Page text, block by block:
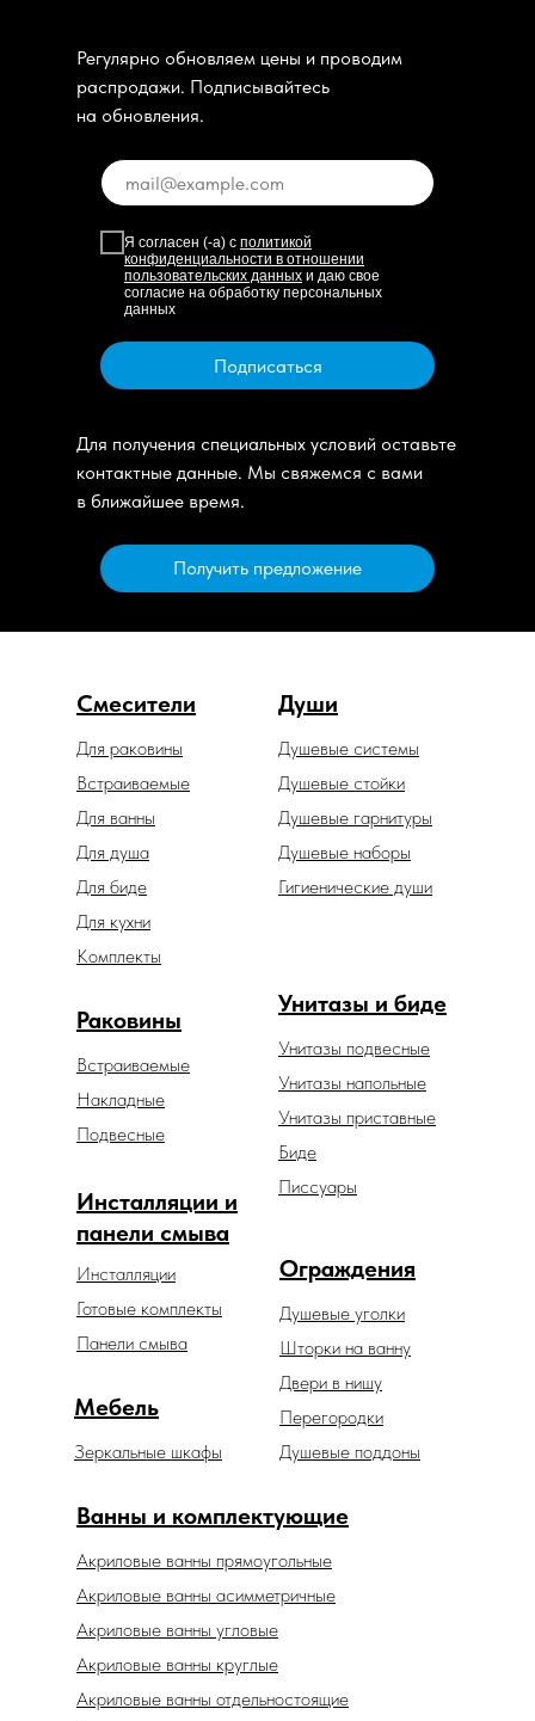
Регулярно обновляем цены и проводим
распродажи. Подписывайтесь
на обновления.
Я согласен (-а) с политикой
конфиденциальности в отношении
пользовательских данных и даю свое
согласие на обработку персональных
данных
Подписаться
Для получения специальных условий оставьте
контактные данные. Мы свяжемся с вами
в ближайшее время.
Получить предложение
Смесители Души
Душевые гарнитуры
Душевые системы
Гигиенические души
Душевые наборы
Унитазы и биде
Унитазы подвесные
Унитазы напольные
Унитазы приставные
Раковины
Встраиваемые
Накладные
Подвесные
Встраиваемые
Для биде
Для ванны
Для душа
Для раковины
Для кухни
Ванны и комплектующие
Акриловые ванны прямоугольные
Зеркальные шкафы
Мебель
Ограждения
Душевые уголки
Шторки на ванну
Двери в нишу
Перегородки
Душевые стойки
Биде
Душевые поддоны
Акриловые ванны отдельностоящие
Акриловые ванны асимметричные
Акриловые ванны угловые
Акриловые ванны круглые
Инсталляции и
панели смыва
Инсталляции
Готовые комплекты
Панели смыва
Комплекты
Писсуары